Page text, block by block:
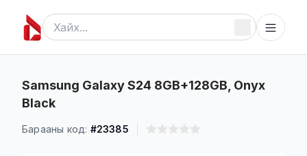
Samsung Galaxy S24 8GB+128GB, Onyx
Black
Барааны код: #23385